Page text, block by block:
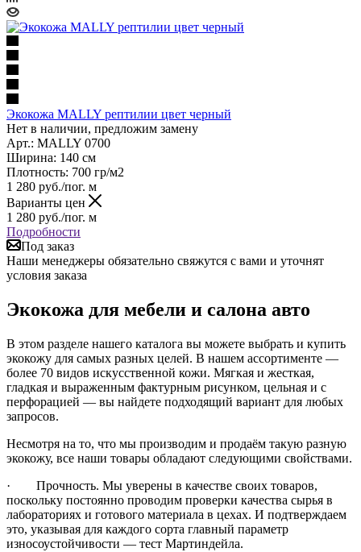
Экокожа MALLY рептилии цвет черный
Нет в наличии, предложим замену
Арт.: MALLY 0700
Ширина: 140 см
Плотность: 700 гр/м2
1 280 руб./пог. м
Варианты цен
1 280 руб./пог. м
Подробности
Под заказ
Наши менеджеры обязательно свяжутся с вами и уточнят
условия заказа
Экокожа для мебели и салона авто
В этом разделе нашего каталога вы можете выбрать и купить
экокожу для самых разных целей. В нашем ассортименте —
более 70 видов искусственной кожи. Мягкая и жесткая,
гладкая и выраженным фактурным рисунком, цельная и с
перфорацией — вы найдете подходящий вариант для любых
запросов.
Несмотря на то, что мы производим и продаём такую разную
экокожу, все наши товары обладают следующими свойствами.
· Прочность. Мы уверены в качестве своих товаров,
поскольку постоянно проводим проверки качества сырья в
лабораториях и готового материала в цехах. И подтверждаем
это, указывая для каждого сорта главный параметр
износоустойчивости — тест Мартиндейла.